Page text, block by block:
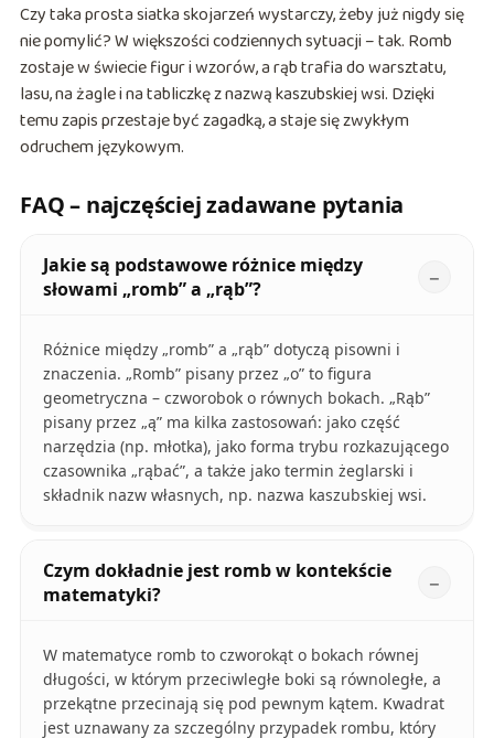
Czy taka prosta siatka skojarzeń wystarczy, żeby już nigdy się
nie pomylić? W większości codziennych sytuacji – tak. Romb
zostaje w świecie figur i wzorów, a rąb trafia do warsztatu,
lasu, na żagle i na tabliczkę z nazwą kaszubskiej wsi. Dzięki
temu zapis przestaje być zagadką, a staje się zwykłym
odruchem językowym.
FAQ – najczęściej zadawane pytania
Jakie są podstawowe różnice między
słowami „romb” a „rąb”?
Różnice między „romb” a „rąb” dotyczą pisowni i
znaczenia. „Romb” pisany przez „o” to figura
geometryczna – czworobok o równych bokach. „Rąb”
pisany przez „ą” ma kilka zastosowań: jako część
narzędzia (np. młotka), jako forma trybu rozkazującego
czasownika „rąbać”, a także jako termin żeglarski i
składnik nazw własnych, np. nazwa kaszubskiej wsi.
Czym dokładnie jest romb w kontekście
matematyki?
W matematyce romb to czworokąt o bokach równej
długości, w którym przeciwległe boki są równoległe, a
przekątne przecinają się pod pewnym kątem. Kwadrat
jest uznawany za szczególny przypadek rombu, który